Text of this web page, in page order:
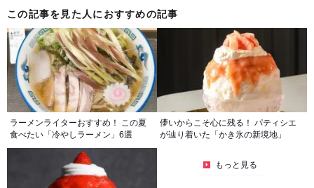
この記事を見た人におすすめの記事
ラーメンライターおすすめ！ この夏
食べたい「冷やしラーメン」6選
儚いからこそ心に残る！ パティシエ
が辿り着いた「かき氷の新境地」
もっと見る